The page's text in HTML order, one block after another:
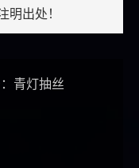
明出处！
青灯抽丝